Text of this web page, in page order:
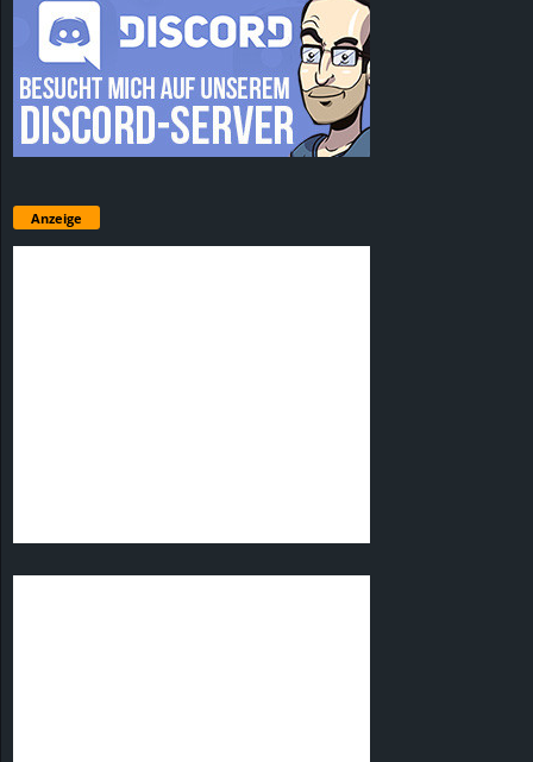
Anzeige